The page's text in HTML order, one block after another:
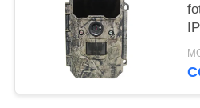
POLITICA
SULLA
PRIVACY